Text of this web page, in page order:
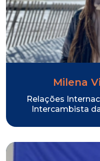
Milena
Relações
Intercambista